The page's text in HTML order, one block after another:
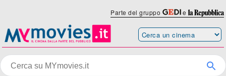
Parte del gruppo e